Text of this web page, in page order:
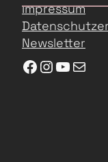
Impressum
Newsletter
Facebook
Instagram
E-Mail